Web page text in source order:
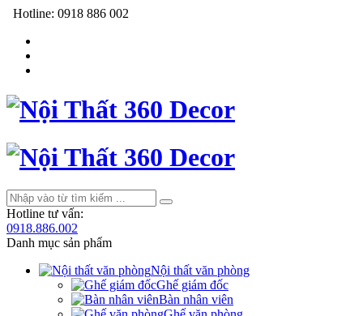
Hotline: 0918 886 002
Hotline tư vấn:
0918.886.002
Danh mục sản phẩm
Nội thất văn phòng
Ghế giám đốc
Bàn nhân viên